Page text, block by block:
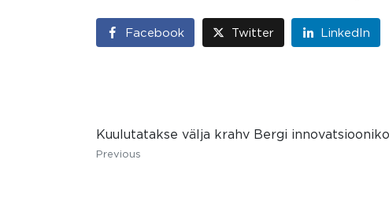
Facebook Twitter LinkedIn
Kuulutatakse välja krahv Bergi
Previous